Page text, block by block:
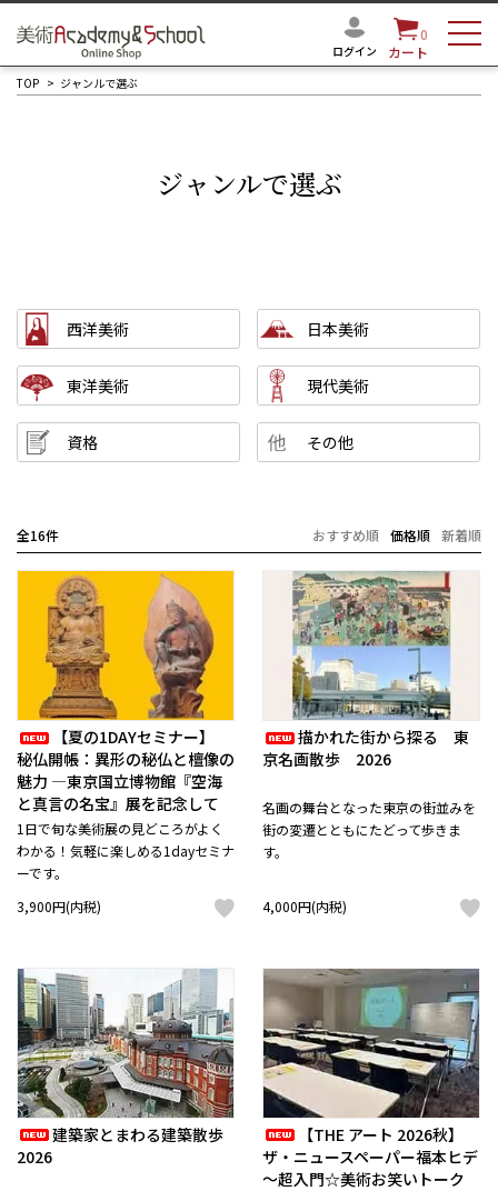
ログイン
0
カート
TOP ジャンルで選ぶ
ジャンルで選ぶ
西洋美術 日本美術
東洋美術 現代美術
資格 その他
全16件 おすすめ順 価格順 新着順
【夏の1DAYセミナー】
秘仏開帳：異形の秘仏と檀像の
魅力 ―東京国立博物館『空海
と真言の名宝』展を記念して
1日で旬な美術展の見どころがよく
わかる！気軽に楽しめる1dayセミナ
ーです。
3,900円(内税)
描かれた街から探る 東
京名画散歩 2026
名画の舞台となった東京の街並みを
街の変遷とともにたどって歩きま
す。
4,000円(内税)
建築家とまわる建築散歩
2026
【THE アート 2026秋】
ザ・ニュースペーパー福本ヒデ
～超入門☆美術お笑いトーク